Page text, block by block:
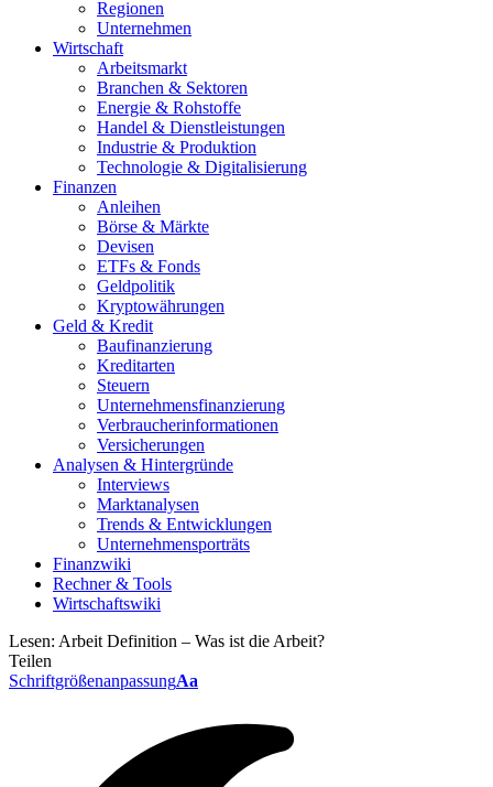
Regionen
Unternehmen
Wirtschaft
Arbeitsmarkt
Branchen & Sektoren
Energie & Rohstoffe
Handel & Dienstleistungen
Industrie & Produktion
Technologie & Digitalisierung
Finanzen
Anleihen
Börse & Märkte
Devisen
ETFs & Fonds
Geldpolitik
Kryptowährungen
Geld & Kredit
Baufinanzierung
Kreditarten
Steuern
Unternehmensfinanzierung
Verbraucherinformationen
Versicherungen
Analysen & Hintergründe
Interviews
Marktanalysen
Trends & Entwicklungen
Unternehmensporträts
Finanzwiki
Rechner & Tools
Wirtschaftswiki
Lesen: Arbeit Definition – Was ist die Arbeit?
Teilen
SchriftgrößenanpassungAa